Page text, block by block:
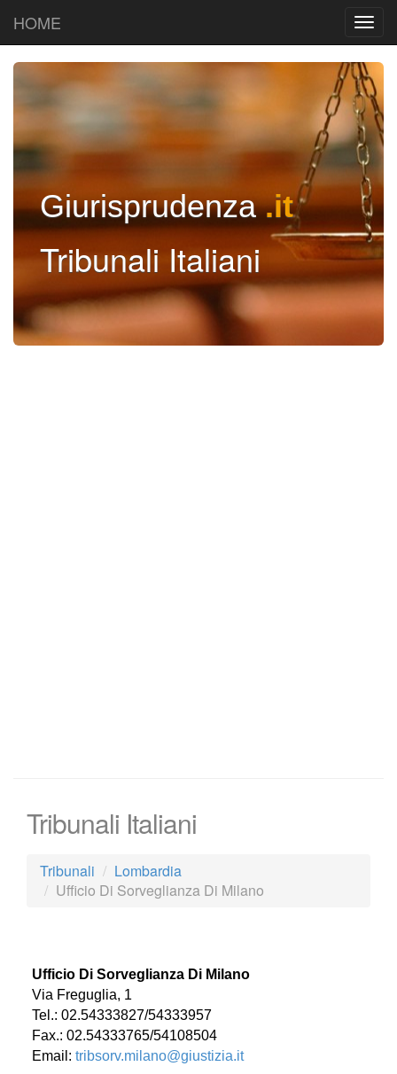
HOME
Giurisprudenza.it
Tribunali Italiani
Tribunali Italiani
Tribunali
Lombardia
Ufficio Di Sorveglianza Di Milano
Ufficio Di Sorveglianza Di Milano
Via Freguglia, 1
Tel.: 02.54333827/54333957
Fax.: 02.54333765/54108504
Email: tribsorv.milano@giustizia.it